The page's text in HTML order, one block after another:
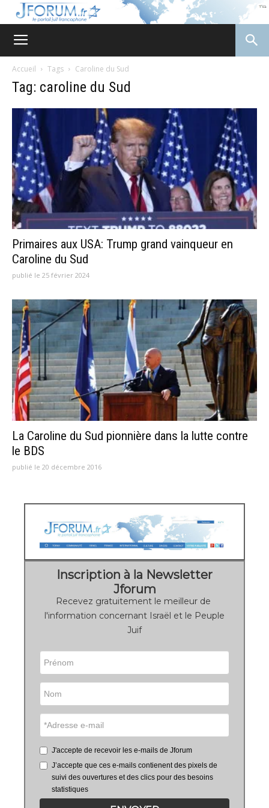
Accueil Tags Caroline du Sud
Tag: caroline du Sud
Primaires aux USA: Trump grand vainqueur en
Caroline du Sud
publié le 25 février 2024
La Caroline du Sud pionnière dans la lutte contre
le BDS
publié le 20 décembre 2016
Inscription à la Newsletter
Jforum
Recevez gratuitement le meilleur de
l'information concernant Israël et le Peuple
Juif
J'accepte de recevoir les e-mails de Jforum
J’accepte que ces e-mails contienent des pixels de
suivi des ouvertures et des clics pour des besoins
statistiques